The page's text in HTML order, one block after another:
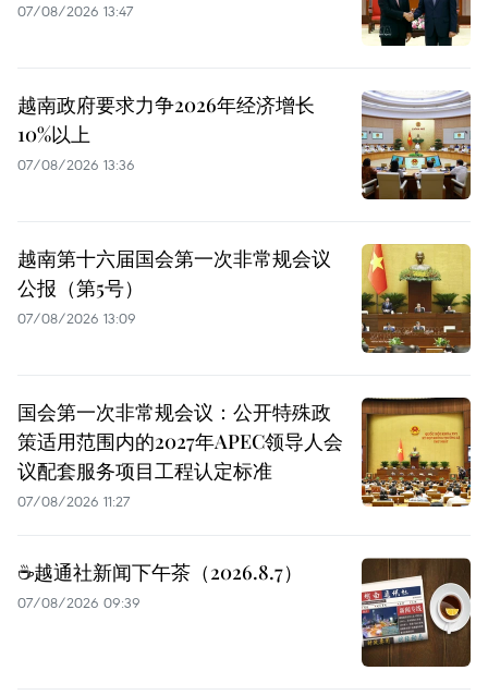
07/08/2026 13:47
越南政府要求力争2026年经济增长
10%以上
07/08/2026 13:36
越南第十六届国会第一次非常规会议
公报（第5号）
07/08/2026 13:09
国会第一次非常规会议：公开特殊政
策适用范围内的2027年APEC领导人会
议配套服务项目工程认定标准
07/08/2026 11:27
☕️越通社新闻下午茶（2026.8.7）
07/08/2026 09:39